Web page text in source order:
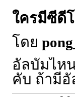
ใครมีซีดี
โดย
อัลบั้มไห
คับ ถ้ามีอั